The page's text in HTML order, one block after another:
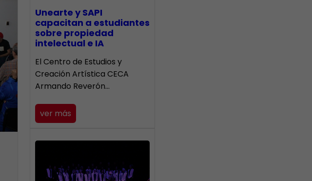
Unearte y SAPI
capacitan a estudiantes
sobre propiedad
intelectual e IA
El Centro de Estudios y
Creación Artística CECA
Armando Reverón…
ver más